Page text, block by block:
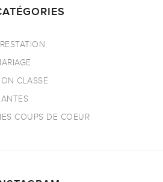
CLASSE
COUPS DE COEUR